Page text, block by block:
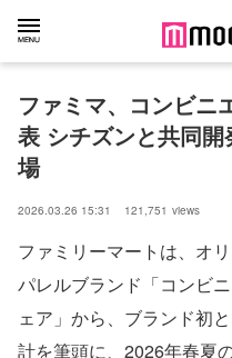
ファミマ、コンビニ
表 シチズンと共同
場
2026.03.26 15:31 121,751 views
ファミリーマートは、オ
パレルブランド「コンビ
ェア」から、ブランド初
計を筆頭に、2026年春夏